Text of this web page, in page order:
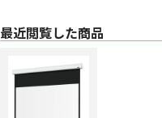
最近閲覧した商品